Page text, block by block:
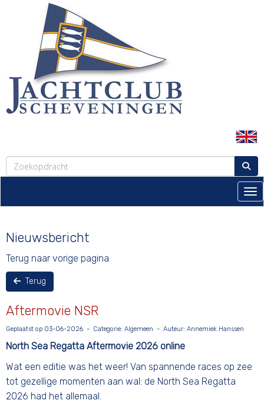
Nieuwsbericht
Terug naar vorige pagina
Terug
Aftermovie NSR
Geplaatst op 03-06-2026 - Categorie: Algemeen - Auteur: Annemiek Hanssen
North Sea Regatta Aftermovie 2026 online
Wat een editie was het weer! Van spannende races op zee
tot gezellige momenten aan wal: de North Sea Regatta
2026 had het allemaal.